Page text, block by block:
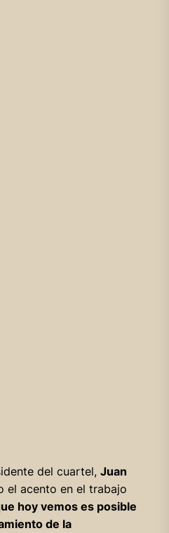
del cuartel, Juan
el acento en el trabajo
hoy vemos es posible
de la